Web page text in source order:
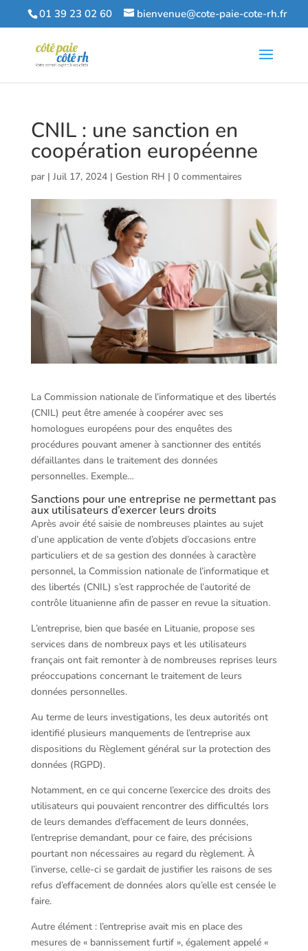
01 39 23 02 60 bienvenue@cote-paie-cote-rh.fr
CNIL : une sanction en
coopération européenne
par | Juil 17, 2024| Gestion RH | 0 commentaires
La Commission nationale de l’informatique et des libertés
(CNIL) peut être amenée à coopérer avec ses
homologues européens pour des enquêtes des
procédures pouvant amener à sanctionner des entités
défaillantes dans le traitement des données
personnelles. Exemple…
Sanctions pour une entreprise ne permettant pas
aux utilisateurs d’exercer leurs droits
Après avoir été saisie de nombreuses plaintes au sujet
d’une application de vente d’objets d’occasions entre
particuliers et de sa gestion des données à caractère
personnel, la Commission nationale de l’informatique et
des libertés (CNIL) s’est rapprochée de l’autorité de
contrôle lituanienne afin de passer en revue la situation.
L’entreprise, bien que basée en Lituanie, propose ses
services dans de nombreux pays et les utilisateurs
français ont fait remonter à de nombreuses reprises leurs
préoccupations concernant le traitement de leurs
données personnelles.
Au terme de leurs investigations, les deux autorités ont
identifié plusieurs manquements de l’entreprise aux
dispositions du Règlement général sur la protection des
données (RGPD).
Notamment, en ce qui concerne l’exercice des droits des
utilisateurs qui pouvaient rencontrer des difficultés lors
de leurs demandes d’effacement de leurs données,
l’entreprise demandant, pour ce faire, des précisions
pourtant non nécessaires au regard du règlement. À
l’inverse, celle-ci se gardait de justifier les raisons de ses
refus d’effacement de données alors qu’elle est censée le
faire.
Autre élément : l’entreprise avait mis en place des
mesures de « bannissement furtif », également appelé «